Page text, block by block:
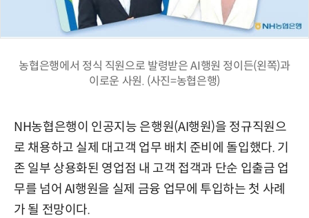
농협은행에서 정식 직원으로 발령받은 AI행원 정이든(왼쪽)과
이로운 사원. (사진=농협은행)
NH농협은행이 인공지능 은행원(AI행원)을 정규직원으
로 채용하고 실제 대고객 업무 배치 준비에 돌입했다. 기
존 일부 상용화된 영업점 내 고객 접객과 단순 입출금 업
무를 넘어 AI행원을 실제 금융 업무에 투입하는 첫 사례
가 될 전망이다.